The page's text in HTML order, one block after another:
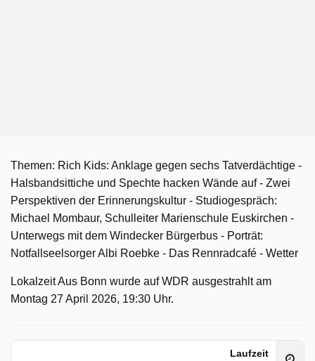
Themen: Rich Kids: Anklage gegen sechs Tatverdächtige -
Halsbandsittiche und Spechte hacken Wände auf - Zwei
Perspektiven der Erinnerungskultur - Studiogespräch:
Michael Mombaur, Schulleiter Marienschule Euskirchen -
Unterwegs mit dem Windecker Bürgerbus - Porträt:
Notfallseelsorger Albi Roebke - Das Rennradcafé - Wetter
Lokalzeit Aus Bonn wurde auf WDR ausgestrahlt am
Montag 27 April 2026, 19:30 Uhr.
Laufzeit